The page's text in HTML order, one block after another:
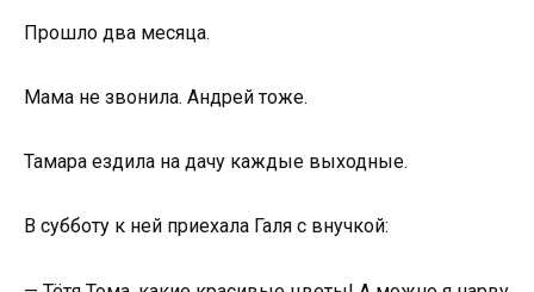
Прошло два месяца.
Мама не звонила. Андрей тоже.
Тамара ездила на дачу каждые выходные.
В субботу к ней приехала Галя с внучкой: